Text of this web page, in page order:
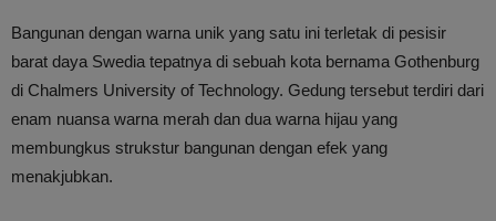
Bangunan dengan warna unik yang satu ini terletak di pesisir
barat daya Swedia tepatnya di sebuah kota bernama Gothenburg
di Chalmers University of Technology. Gedung tersebut terdiri dari
enam nuansa warna merah dan dua warna hijau yang
membungkus strukstur bangunan dengan efek yang
menakjubkan.